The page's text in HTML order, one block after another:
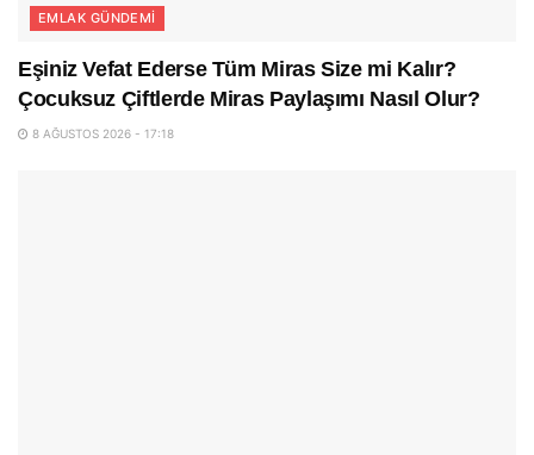
EMLAK GÜNDEMI
Eşiniz Vefat Ederse Tüm Miras Size mi Kalır?
Çocuksuz Çiftlerde Miras Paylaşımı Nasıl Olur?
8 AĞUSTOS 2026 - 17:18